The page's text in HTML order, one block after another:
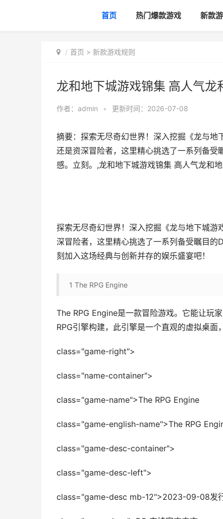
首页 热门爆款游戏 新款
首页 > 新款游戏规则
龙和地下城游戏锦集 高人气
作者： admin • 更新时间：2026-07-08
摘要：探索无尽奇幻世界！深入挖掘《龙与
还是资深冒险者，这里精心挑选了一系列备
感。立刻。,龙和地下城游戏锦集 高人气龙和
探索无尽奇幻世界！深入挖掘《龙与地下城
深冒险者，这里精心挑选了一系列备受瞩目
刻加入这场经典与创新并存的娱乐盛宴吧！
1 The RPG Engine
The RPG Engine是一款冒险游戏。它能让玩
RPG引擎构建，此引擎是一个直观的虚拟桌面
class="game-right">
class="name-container">
class="game-name">The RPG Engine
class="game-english-name">The RPG
class="game-desc-container">
class="game-desc-left">
class="game-desc mb-12">2023-09-08发